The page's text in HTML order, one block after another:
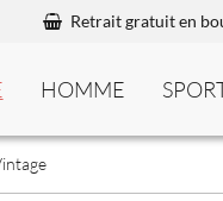
Retrait gratuit en
HOMME